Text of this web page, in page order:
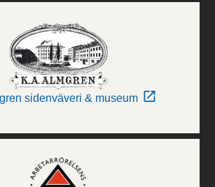
sidenväveri & museum